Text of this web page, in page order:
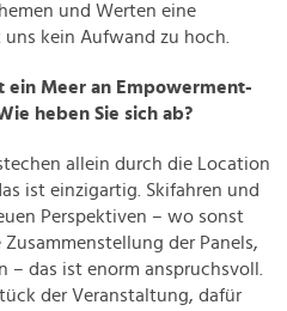
und Werten eine
uns kein Aufwand zu hoch.
Meer an Empowerment-
heben Sie sich ab?
allein durch die Location
ist einzigartig. Skifahren und
Perspektiven – wo sonst
der Panels,
– das ist enorm anspruchsvoll.
der Veranstaltung, dafür